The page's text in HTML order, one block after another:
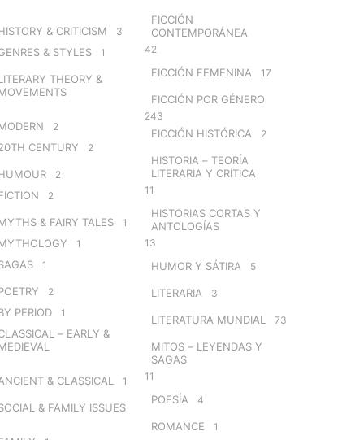
& CRITICISM 3
& STYLES 1
THEORY &
2
CENTURY 2
2
2
& FAIRY TALES 1
1
1
2
PERIOD 1
– EARLY &
& CLASSICAL 1
& FAMILY ISSUES
FICCIÓN
CONTEMPORÁNEA
42
FICCIÓN FEMENINA 17
FICCIÓN POR GÉNERO
243
FICCIÓN HISTÓRICA 2
HISTORIA – TEORÍA
LITERARIA Y CRÍTICA
11
HISTORIAS CORTAS Y
ANTOLOGÍAS
13
HUMOR Y SÁTIRA 5
LITERARIA 3
LITERATURA MUNDIAL 73
MITOS – LEYENDAS Y
SAGAS
11
POESÍA 4
ROMANCE 1